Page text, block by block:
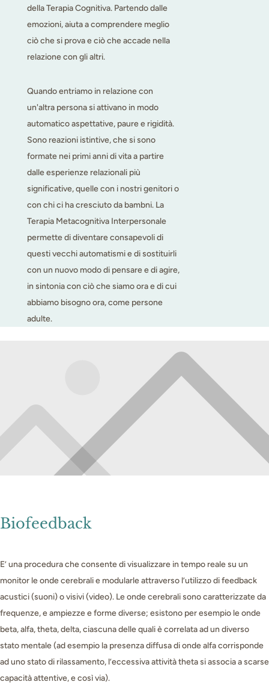
della Terapia Cognitiva. Partendo dalle
emozioni, aiuta a comprendere meglio
ciò che si prova e ciò che accade nella
relazione con gli altri.
Quando entriamo in relazione con
un'altra persona si attivano in modo
automatico aspettative, paure e rigidità.
Sono reazioni istintive, che si sono
formate nei primi anni di vita a partire
dalle esperienze relazionali più
significative, quelle con i nostri genitori o
con chi ci ha cresciuto da bambni. La
Terapia Metacognitiva Interpersonale
permette di diventare consapevoli di
questi vecchi automatismi e di sostituirli
con un nuovo modo di pensare e di agire,
in sintonia con ciò che siamo ora e di cui
abbiamo bisogno ora, come persone
adulte.
Biofeedback
E’ una procedura che consente di visualizzare in tempo reale su un
monitor le onde cerebrali e modularle attraverso l’utilizzo di feedback
acustici (suoni) o visivi (video). Le onde cerebrali sono caratterizzate da
frequenze, e ampiezze e forme diverse; esistono per esempio le onde
beta, alfa, theta, delta, ciascuna delle quali è correlata ad un diverso
stato mentale (ad esempio la presenza diffusa di onde alfa corrisponde
ad uno stato di rilassamento, l’eccessiva attività theta si associa a scarse
capacità attentive, e così via).